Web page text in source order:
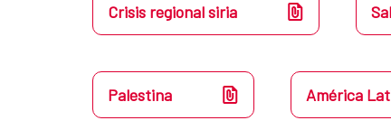
Crisis regional siria
Palestina América